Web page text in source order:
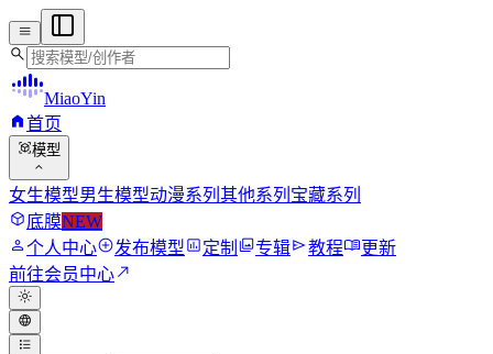
menu
search
MiaoYin
home首页
view_in_ar模型
expand_more
女生模型男生模型动漫系列 其他系列 宝藏系列
deployed_code底膜NEW
person个人中心add_circle发布模型assessment定制 photo_library专辑send教程menu_book更新
前往会员中心north_east
light_mode
language
format_list_bulleted